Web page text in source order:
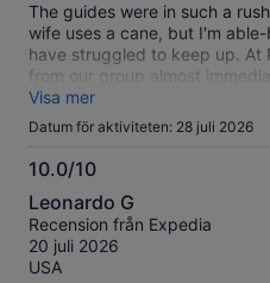
The guides were in such a
wife uses a cane, but I'm
have struggled to keep up. At
from our group almost
around, lost.
Visa mer
Datum för aktiviteten: 28 juli 2026
10.0/10
10.0
av
10
Leonardo G
Recension från Expedia
20 juli 2026
USA